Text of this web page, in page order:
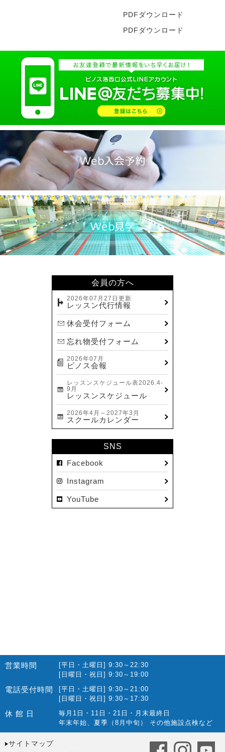
PDFダウンロード
PDFダウンロード
会員の方へ
2026年07月27日更新
レッスン代行情報
休会受付フォーム
忘れ物受付フォーム
2026年07月
ピノス会報
レッスンスケジュール表2026.4-
9月
レッスンスケジュール
2026年4月～2027年3月
スクールカレンダー
SNS
Facebook
Instagram
YouTube
営業時間
[平日・土曜日] 9:30～22:30
[日曜日・祝日] 9:30～19:00
電話受付時間
[平日・土曜日] 9:30～21:00
[日曜日・祝日] 9:30～17:30
休 館 日
毎月1日・11日・21日・月末最終日
年末年始、夏季（8月中旬） その他施設点検など
サイトマップ